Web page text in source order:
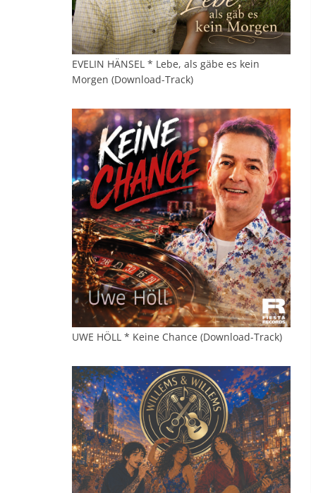
EVELIN HÄNSEL * Lebe, als gäbe es kein
Morgen (Download-Track)
UWE HÖLL * Keine Chance (Download-Track)